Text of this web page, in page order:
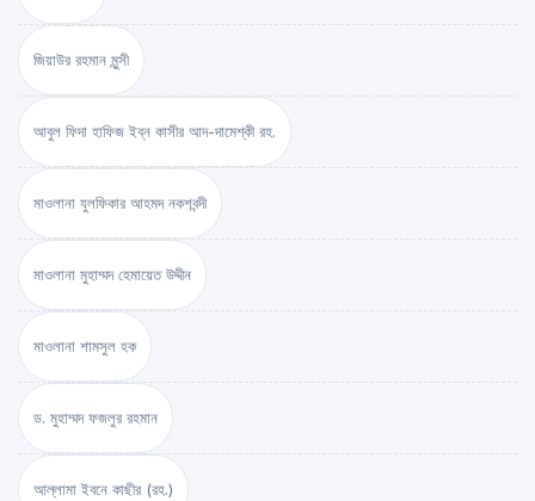
জিয়াউর রহমান মুন্সী
আবুল ফিদা হাফিজ ইব্‌ন কাসীর আদ-দামেশ্‌কী রহ.
মাওলানা যুলফিকার আহমদ নকশবন্দী
মাওলানা মুহাম্মদ হেমায়েত উদ্দীন
মাওলানা শামসুল হক
ড. মুহাম্মদ ফজলুর রহমান
আল্লামা ইবনে কাছীর (রহ.)